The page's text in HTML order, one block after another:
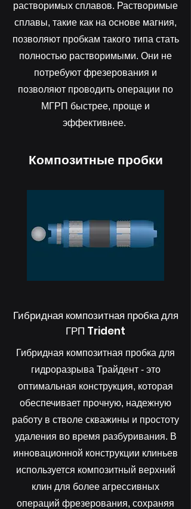
растворимых сплавов. Растворимые
сплавы, такие как на основе магния,
позволяют пробкам такого типа стать
полностью растворимыми. Они не
потребуют фрезерования и
позволяют проводить операции по
МГРП быстрее, проще и
эффективнее.
Композитные пробки
Гибридная композитная пробка для
ГРП Trident
Гибридная композитная пробка для
гидроразрыва Трайдент - это
оптимальная конструкция, которая
обеспечивает прочную, надежную
работу в стволе скважины и простоту
удаления во время разбуривания. В
инновационной конструкции клиньев
используется композитный верхний
клин для более агрессивных
операций фрезерования, сохраняя